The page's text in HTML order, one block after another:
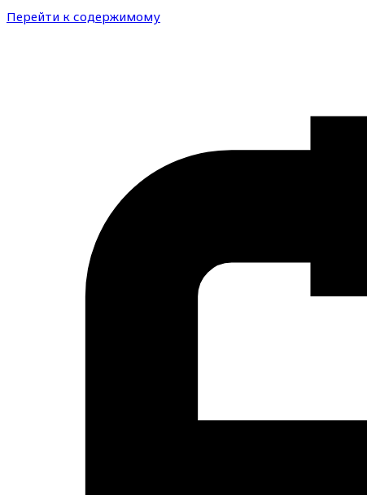
Перейти к содержимому